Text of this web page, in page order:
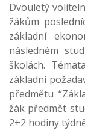
Dvouletý
žákům
základní
následném
školách.
základní
předmětu
žák předmět
2+2 hodiny